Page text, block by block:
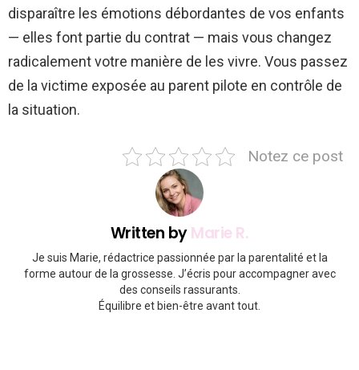
disparaître les émotions débordantes de vos enfants
— elles font partie du contrat — mais vous changez
radicalement votre manière de les vivre. Vous passez
de la victime exposée au parent pilote en contrôle de
la situation.
Notez ce post
Written byMarie R.
Je suis Marie, rédactrice passionnée par la parentalité et la
forme autour de la grossesse. J’écris pour accompagner avec
des conseils rassurants.
Équilibre et bien-être avant tout.